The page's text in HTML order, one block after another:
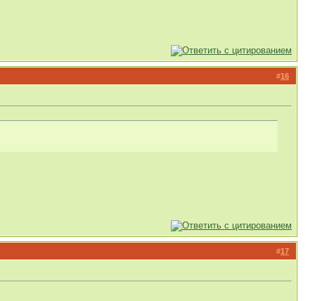
#16
#17